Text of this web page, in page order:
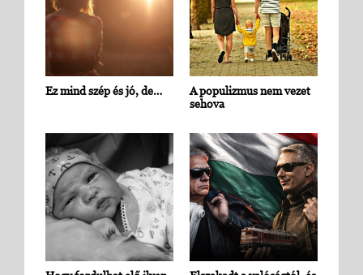
Ez mind szép és jó, de…
A populizmus nem vezet
sehova